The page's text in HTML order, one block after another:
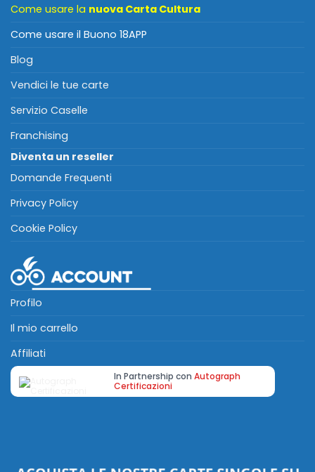
Come usare la nuova Carta Cultura
Come usare il Buono 18APP
Blog
Vendici le tue carte
Servizio Caselle
Franchising
Diventa un reseller
Domande Frequenti
Privacy Policy
Cookie Policy
Profilo
Il mio carrello
Affiliati
In Partnership con Autograph
Certificazioni